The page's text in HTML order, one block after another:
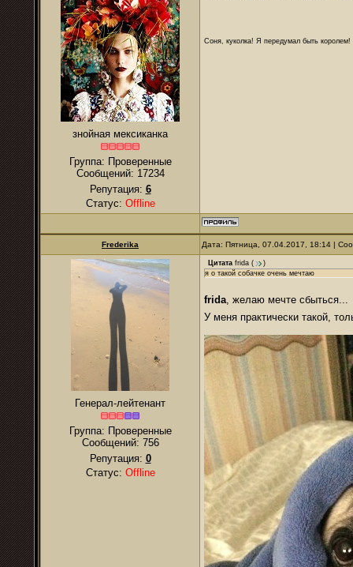
знойная мексиканка
Группа: Проверенные
Сообщений: 17234
Репутация: 6
Статус: Offline
Соня, куколка! Я передумал быть
Frederika Дата: Пятница, 07.04.2017, 18:14 |
Генерал-лейтенант
Группа: Проверенные
Сообщений: 756
Репутация: 0
Статус: Offline
Цитата frida (
)
я о такой собачке очень мечтаю
frida, желаю мечте сбыться...
У меня практически такой,